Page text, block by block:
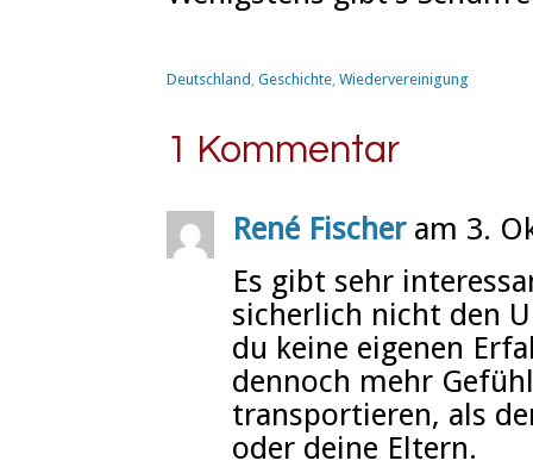
Deutschland , Geschichte, Wiedervereinigung
1 Kommentar
René Fischeram 3.
Es gibt sehr
sicherlich nicht den
du keine eigenen
dennoch mehr
transportieren, als
oder deine Eltern.